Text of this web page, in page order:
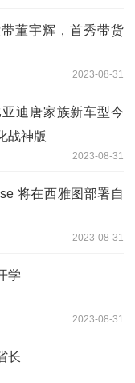
董宇辉，首秀带货
2023-08-31
迪唐家族新车型今
战神版
2023-08-31
将在西雅图部署自
2023-08-31
学
2023-08-31
长